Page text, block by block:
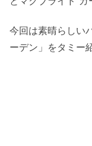
今回は素晴らしい
ーデン」をタミー